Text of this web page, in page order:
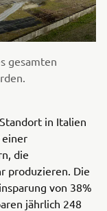
gesamten
in Italien
die
produzieren. Die
von 38%
jährlich 248